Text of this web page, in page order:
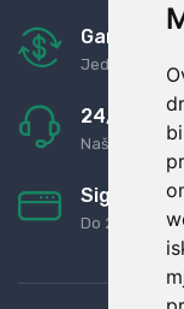
Garancija
Jednostavno
24/7
Naši agenti
Sigurno
Do 24 rata